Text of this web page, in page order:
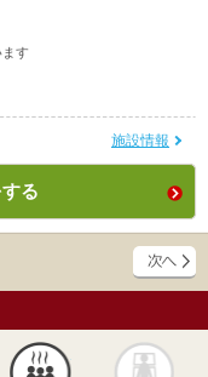
す
施設情報
る
風呂 貸切風呂